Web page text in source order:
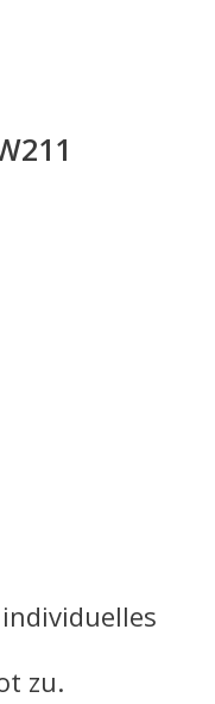
zu.